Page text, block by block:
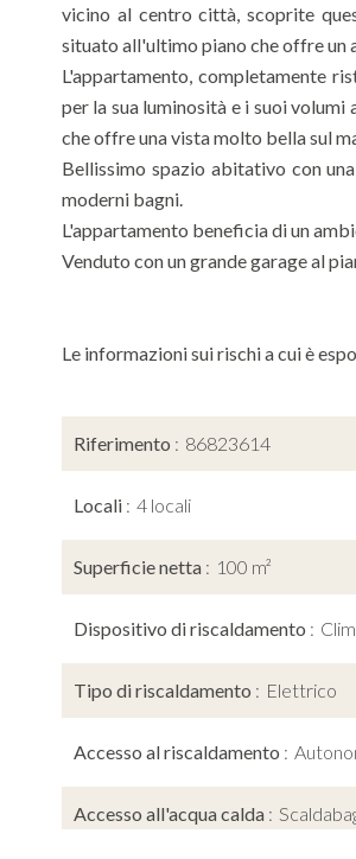
vicino al centro città, scoprite
situato all'ultimo piano che offre un
L'appartamento, completamente
per la sua luminosità e i suoi
che offre una vista molto bella sul
Bellissimo spazio abitativo con
moderni bagni.
L'appartamento beneficia di un
Venduto con un grande garage al
Le informazioni sui rischi a cui è
Riferimento 86823614
Locali 4 locali
Superficie netta 100 m²
Dispositivo di riscaldamento
Tipo di riscaldamento Elettrico
Accesso al riscaldamento
Accesso all'acqua calda